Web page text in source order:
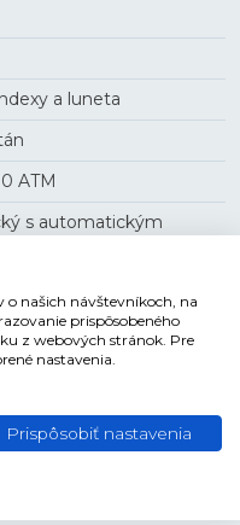
a luneta
ATM
s automatickým
korunka , GMT , dátum
o našich návštevníkoch, na
prispôsobeného
z webových stránok. Pre
nastavenia.
Prispôsobiť nastavenia